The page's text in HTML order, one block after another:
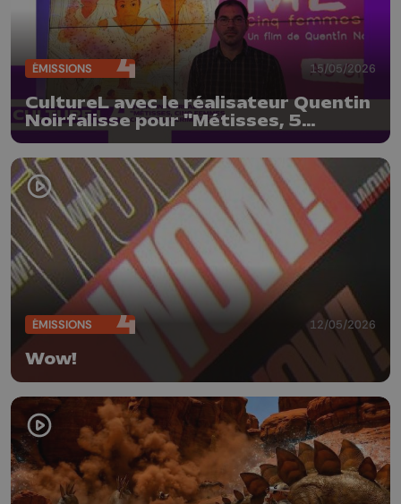
ÉMISSIONS 15/05/2026
CultureL avec le réalisateur Quentin
Noirfalisse pour "Métisses, 5
femmes contre un crime d'état"
ÉMISSIONS 12/05/2026
Wow!